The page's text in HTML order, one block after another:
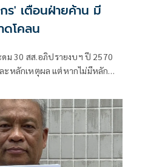
' เตือนฝ่ายค้าน มี
ดโคลน
ม 30 สส.อภิปรายงบฯ ปี 2570
ะหลักเหตุผล แต่หากไม่มีหลัก